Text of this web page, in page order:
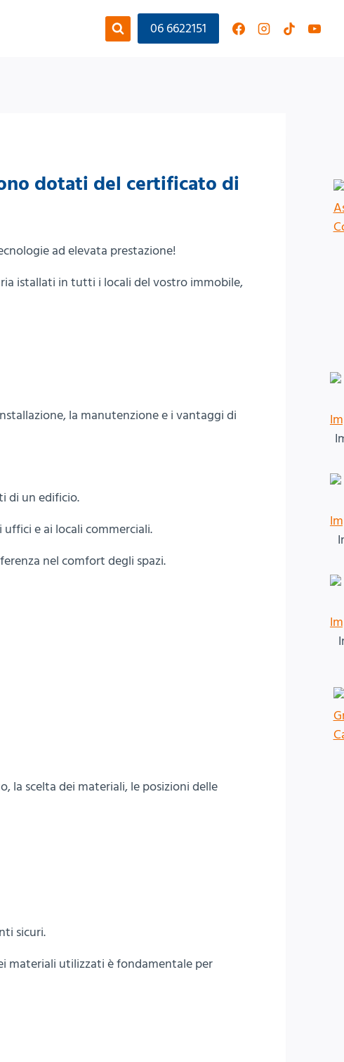
06 6622151
dotati del certificato di
ad elevata prestazione!
istallati in tutti i locali del vostro immobile,
la manutenzione e i vantaggi di
di un edificio.
e ai locali commerciali.
nel comfort degli spazi.
la scelta dei materiali, le posizioni delle
sicuri.
materiali utilizzati è fondamentale per